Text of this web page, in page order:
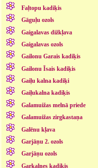
Faļtopu kadiķis
Gāguļu ozols
Gaigalavas dižkļava
Gaigalavas ozols
Gailonu Garais kadiķis
Gailonu Īsais kadiķis
Gaiļu kalna kadiķi
Gaiļukalna kadiķis
Galamuižas melnā priede
Galamuižas zirgkastaņa
Galēnu kļava
Garjāņu 2. ozols
Garjāņu ozols
Garkalnes kadiķis